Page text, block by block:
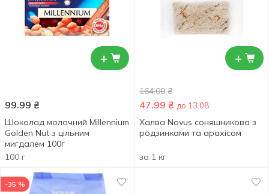
+
99.99 ₴
Шоколад молочний Millennium
Golden Nut з цільним
мигдалем 100г
100 г
+
164.00 ₴
47.99 ₴ до 13.08
Халва Novus соняшникова з
родзинками та арахісом
за 1 кг
-35 %